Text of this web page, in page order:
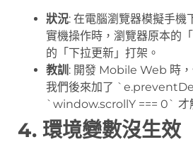
狀況: 在電腦瀏覽器模擬手機
實機操作時，瀏覽器原本的
的「下拉更新」打架。
教訓 : 開發 Mobile Web 時，
我們後來加了
`window.scrollY === 0` 才
4. 環境變數沒生效